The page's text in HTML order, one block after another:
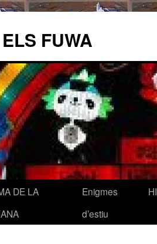
FUWA
DE LA
Enigmes
d’estiu